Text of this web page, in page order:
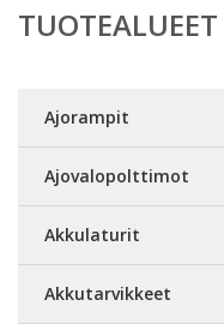
TUOTEALUEET
Ajorampit
Ajovalopolttimot
Akkulaturit
Akkutarvikkeet